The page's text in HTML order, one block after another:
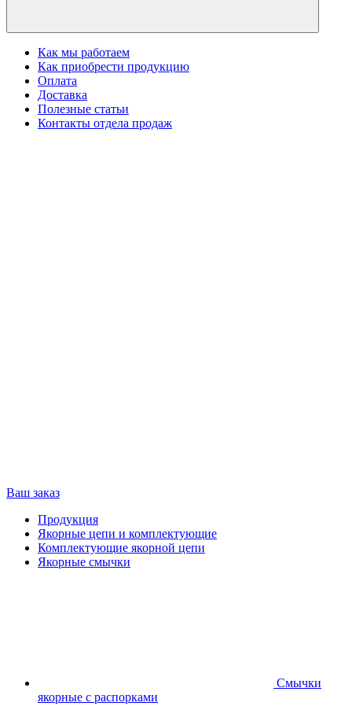
Как мы работаем
Как приобрести продукцию
Оплата
Доставка
Полезные статьи
Контакты отдела продаж
Ваш заказ
Продукция
Якорные цепи и комплектующие
Комплектующие якорной цепи
Якорные смычки
Смычки
якорные с распорками